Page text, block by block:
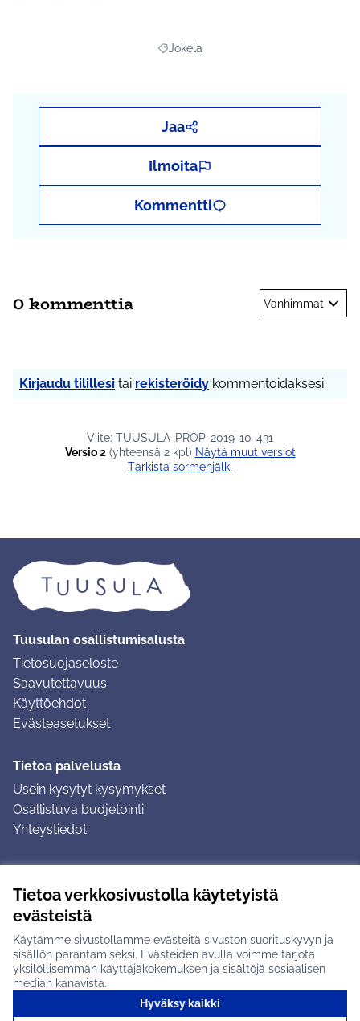
Tietoa verkkosivustolla käytetyistä
evästeistä
Käytämme sivustollamme evästeitä sivuston suorituskyvyn ja
sisällön parantamiseksi. Evästeiden avulla voimme tarjota
yksilöllisemmän käyttäjäkokemuksen ja sisältöjä sosiaalisen
median kanavista.
Hyväksy kaikki
Rajaa tulokset aihepiirin mukaan:
Jokela
Jaa
Ilmoita
Kommentti
0 kommenttia Vanhimmat
Kirjaudu tilillesi tai rekisteröidy kommentoidaksesi.
Viite: TUUSULA-PROP-2019-10-431
Versio 2(yhteensä 2 kpl)
näytä muut versiot
Tarkista sormenjälki
Tuusulan osallistumisalusta
Tietosuojaseloste
Saavutettavuus
Käyttöehdot
Evästeasetukset
Tietoa palvelusta
Usein kysytyt kysymykset
Osallistuva budjetointi
Yhteystiedot
Ohjeet kirjautumiseen
Ohjeet kommentin jättämiseen
Tuusulan osallistumisalusta X-palvelussa